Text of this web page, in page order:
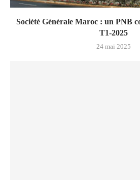
Société Générale Maroc : un PNB
T1-2025
24 mai 2025